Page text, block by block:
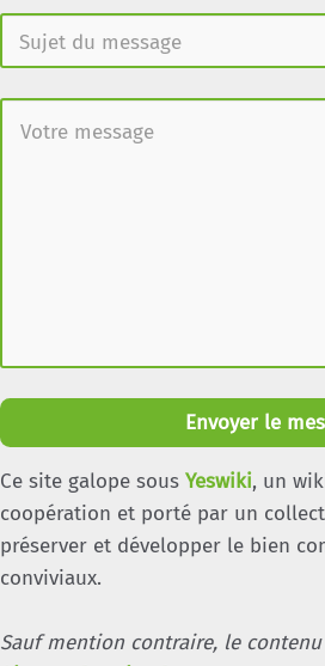
Envoyer le
Ce site galope sous Yeswiki, un
coopération et porté par un
préserver et développer le bien
conviviaux.
Sauf mention contraire, le